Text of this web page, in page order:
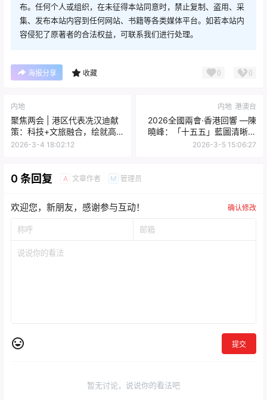
布。任何个人或组织，在未征得本站同意时，禁止复制、盗用、采
集、发布本站内容到任何网站、书籍等各类媒体平台。如若本站内
容侵犯了原著者的合法权益，可联系我们进行处理。
海报分享 收藏 0 0
内地
聚焦两会 | 港区代表冼汉迪献
策：科技+文旅融合，绘就高
质量发展新图景
2026-3-4 18:02:12
内地 港澳台
2026全國兩會·香港回響 —陳
曉峰：「十五五」藍圖清晰，
香港機遇空前
2026-3-5 15:06:27
0 条回复 A 文章作者 M 管理员
欢迎您，新朋友，感谢参与互动！ 确认修改
提交
暂无讨论，说说你的看法吧